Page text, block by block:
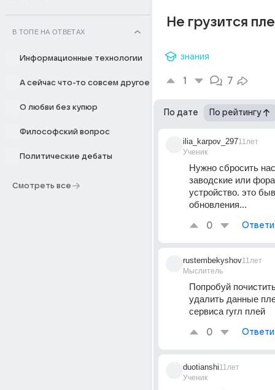
В ТОПЕ НА ОТВЕТАХ
Информационные технологии
А сейчас что-то совсем другое
О любви без купюр
Философский вопрос
Политические дебаты
Смотреть все
Не грузится
знания
1 7
По дате По рейтингу
ilia_karpov_297
Ученик
11лет
Нужно сбросить
заводские или
устройство. это
обновления...
0
rustembekyshov
Мыслитель
11лет
Попробуй
удалить данные
сервиса гугл плей
0
duotianshi
Ученик
11лет